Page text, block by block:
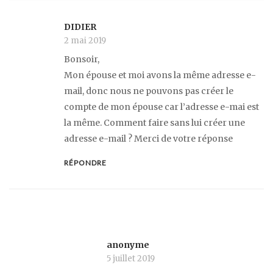
DIDIER
2 mai 2019
Bonsoir,
Mon épouse et moi avons la même adresse e-
mail, donc nous ne pouvons pas créer le
compte de mon épouse car l’adresse e-mai est
la même. Comment faire sans lui créer une
adresse e-mail ? Merci de votre réponse
RÉPONDRE
anonyme
5 juillet 2019